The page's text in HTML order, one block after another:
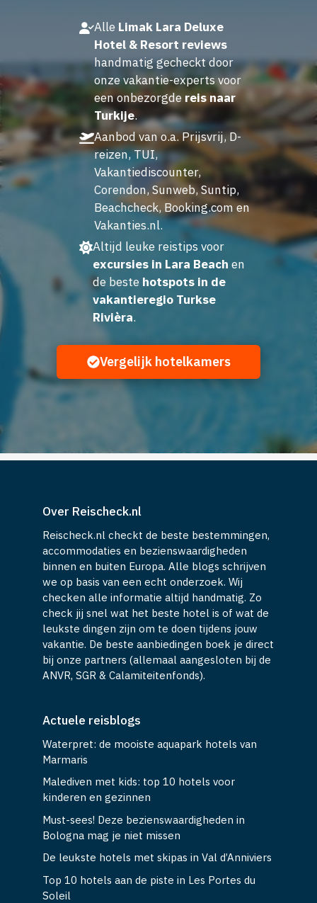
Alle Limak Lara Deluxe
Hotel & Resort reviews
handmatig gecheckt door
onze vakantie-experts voor
een onbezorgde reis naar
Turkije.
Aanbod van o.a. Prijsvrij, D-
reizen, TUI,
Vakantiediscounter,
Corendon, Sunweb, Suntip,
Beachcheck, Booking.com en
Vakanties.nl.
Altijd leuke reistips voor
excursies in Lara Beach en
de beste hotspots in de
vakantieregio Turkse
Rivièra.
Vergelijk hotelkamers
Over Reischeck.nl
Reischeck.nl checkt de beste bestemmingen,
accommodaties en bezienswaardigheden
binnen en buiten Europa. Alle blogs schrijven
we op basis van een echt onderzoek. Wij
checken alle informatie altijd handmatig. Zo
check jij snel wat het beste hotel is of wat de
leukste dingen zijn om te doen tijdens jouw
vakantie. De beste aanbiedingen boek je direct
bij onze partners (allemaal aangesloten bij de
ANVR, SGR & Calamiteitenfonds).
Actuele reisblogs
Waterpret: de mooiste aquapark hotels van
Marmaris
Malediven met kids: top 10 hotels voor
kinderen en gezinnen
Must-sees! Deze bezienswaardigheden in
Bologna mag je niet missen
De leukste hotels met skipas in Val d’Anniviers
Top 10 hotels aan de piste in Les Portes du
Soleil